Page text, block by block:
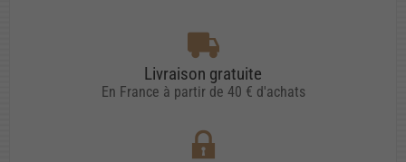
Livraison gratuite
En France à partir de 40 € d'achats